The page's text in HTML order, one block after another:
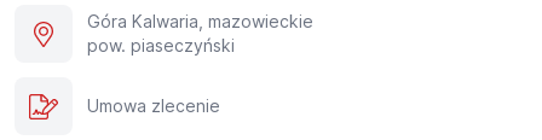
Góra Kalwaria, mazowieckie
pow. piaseczyński
Umowa zlecenie